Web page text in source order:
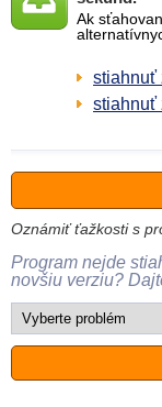
Ak
stiahnuť
stiahnuť
Oznámiť ťažkosti s
Program nejde
novšiu verziu?